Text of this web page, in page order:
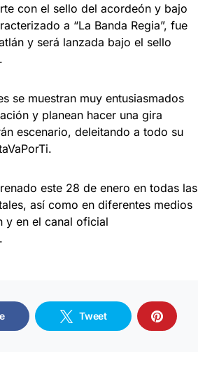
con el sello del acordeón y bajo
a “La Banda Regia”, fue
y será lanzada bajo el sello
.
se muestran muy entusiasmados
y planean hacer una gira
escenario, deleitando a todo su
este 28 de enero en todas las
así como en diferentes medios
y en el canal oficial
Tweet